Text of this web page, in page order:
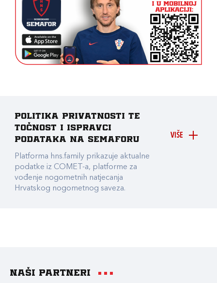
VIŠE
Politika privatnosti te
točnost i ispravci
podataka na Semaforu
Platforma hns.family prikazuje aktualne
podatke iz COMET-a, platforme za
vođenje nogometnih natjecanja
Hrvatskog nogometnog saveza.
Naši partneri